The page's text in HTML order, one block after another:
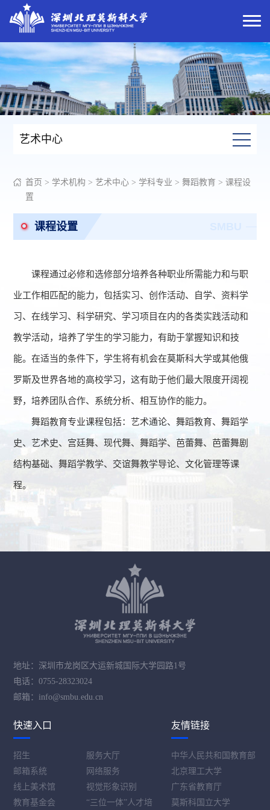
艺术中心
首页 > 学术机构 >艺术中心 > 学科专业 >舞蹈教育 >课程设
置
课程设置
课程通过必修和选修部分培养各种职业所需能力和与职
业工作相匹配的能力，包括实习、创作活动、自学、资料学
习、在线学习、科学研究、学习项目在内的各类实践活动和
教学活动，培养了学生的学习能力，有助于掌握知识和技
能。在适当的条件下，学生将有机会在莫斯科大学或其他俄
罗斯及世界各地的高校学习，这有助于他们最大限度开阔视
野，培养团队合作、系统分析、相互协作的能力。
舞蹈教育专业课程包括：艺术通论、舞蹈教育、舞蹈学
史、艺术史、宫廷舞、现代舞、舞蹈学、芭蕾舞、芭蕾舞剧
结构基础、舞蹈学教学、交谊舞教学导论、文化管理等课
程。
地址：深圳市龙岗区大运新城国际大学园路1号
电话：0755-28323024
邮箱：info@smbu.edu.cn
快速入口
招生
服务大厅
邮箱系统
网络服务
线上美术馆
视觉形象识别
教育基金会
“三位一体”人才培
友情链接
中华人民共和国教育部
北京理工大学
广东省教育厅
莫斯科国立大学